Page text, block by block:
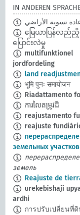
IN ANDEREN
تسوية الأراضي
မြေယာပြန်လည်
ပြောင်းလဲမှု
multifunktionel
jordfordeling
land
भूमि पुनः समायोजन
Riadattamento
ការលៃតម្រូវដី
reajustamento
reajuste
земельных участков
земель
Reajuste de
urekebishaji
ardhi
การปรับเปลี่ยนที่